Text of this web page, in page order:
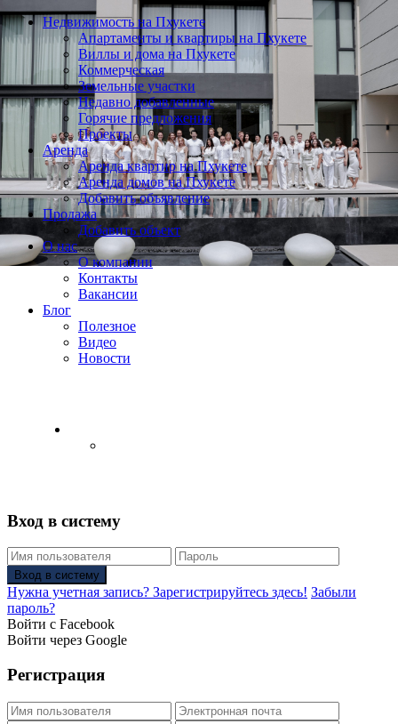
Недвижимость на Пхукете
Апартаменты и квартиры на Пхукете
Виллы и дома на Пхукете
Коммерческая
Земельные участки
Недавно добавленные
Горячие предложения
Проекты
Аренда
Аренда квартир на Пхукете
Аренда домов на Пхукете
Добавить объявление
Продажа
Добавить объект
О нас
О компании
Контакты
Вакансии
Блог
Полезное
Видео
Новости
Вход в систему
Вход в систему
Нужна учетная запись? Зарегистрируйтесь здесь! Забыли
пароль?
Войти с Facebook
Войти через Google
Регистрация